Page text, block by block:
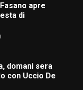
apre
di
domani sera
con Uccio De